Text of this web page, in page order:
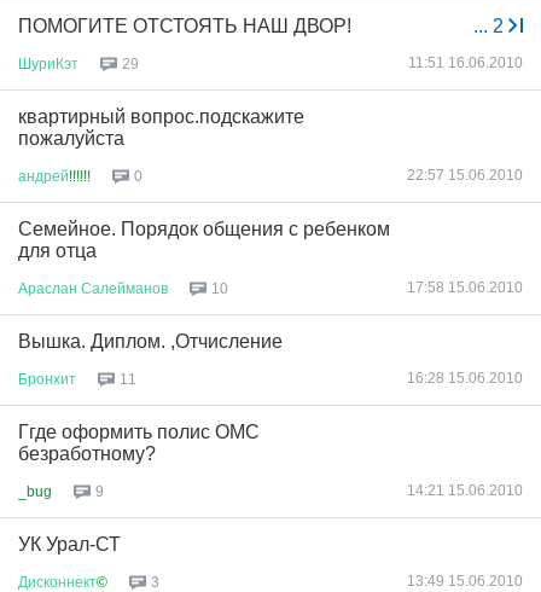
... 2
ПОМОГИТЕ ОТСТОЯТЬ НАШ ДВОР!
ШуриКэт 29 11:51 16.06.2010
квартирный вопрос.подскажите
пожалуйста
андрей!!!!!! 0 22:57 15.06.2010
Семейное. Порядок общения с ребенком
для отца
Араслан Салейманов 10 17:58 15.06.2010
Вышка. Диплом. ,Отчисление
Бронхит 11 16:28 15.06.2010
Ггде оформить полис ОМС
безработному?
_bug 9 14:21 15.06.2010
УК Урал-СТ
Дисконнект© 3 13:49 15.06.2010